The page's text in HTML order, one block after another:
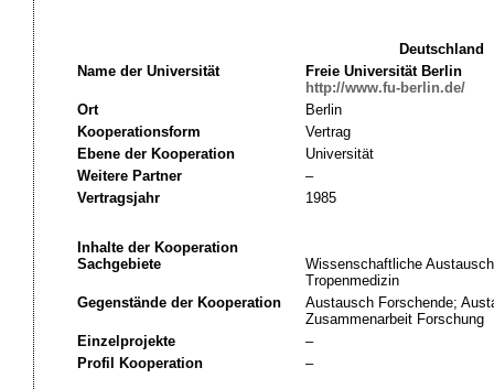
Deutschland
Name der Universität
Freie Universität Berlin
http://www.fu-berlin.de/
Ort
Berlin
Kooperationsform
Vertrag
Ebene der Kooperation
Universität
Weitere Partner
–
Vertragsjahr
1985
Inhalte der Kooperation
Sachgebiete
Wissenschaftliche
Tropenmedizin
Gegenstände der Kooperation
Austausch Forschende;
Zusammenarbeit Forschung
Einzelprojekte
–
Profil Kooperation
–